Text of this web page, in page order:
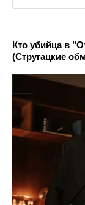
Кто убийца в
(Стругацкие